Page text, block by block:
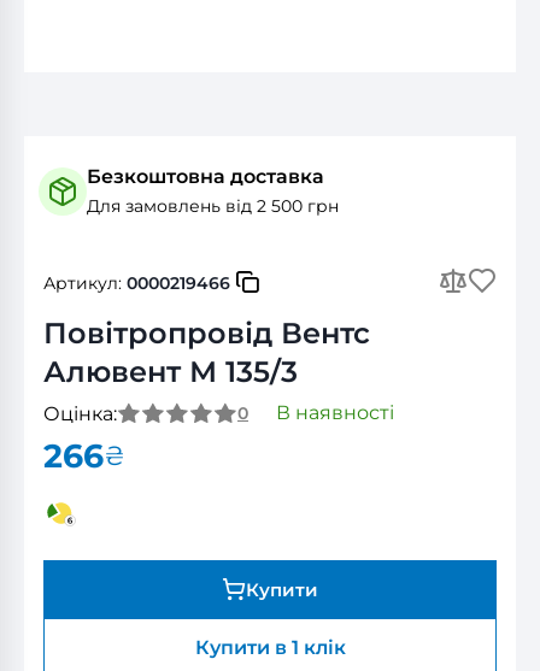
Безкоштовна доставка
Для замовлень від 2 500 грн
Артикул: 0000219466
Повітропровід Вентс
Алювент М 135/3
Оцінка: 0 В наявності
266₴
Купити
Купити в 1 клік